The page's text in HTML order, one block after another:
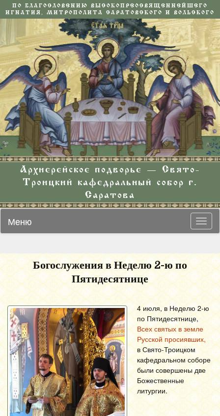
ПО БЛАГОСЛОВЕНИЮ ВЫСОКОПРЕОСВЯЩЕННЕЙШЕГО
ИГНАТИЯ, МИТРОПОЛИТА САРАТОВСКОГО И ВОЛЬСКОГО
Архиерейское подворье — Свято-
Троицкий кафедральный собор г.
Саратова
Меню
Богослужения в Неделю 2-ю по
Пятидесятнице
4 июля, в Неделю 2-ю
по Пятидесятнице,
Всех святых в земле
Русской просиявших,
в Свято-Троицком
кафедральном соборе
были совершены две
Божественные
литургии.